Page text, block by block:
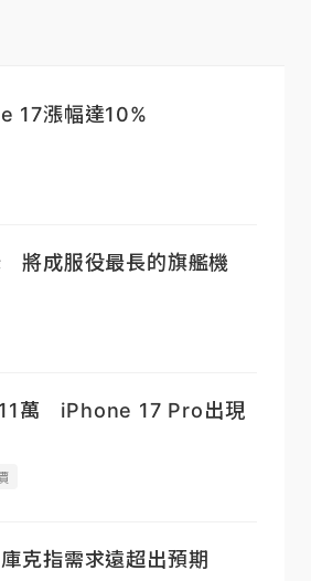
17漲幅達10%
將成服役最長的旗艦機
萬 iPhone 17 Pro出現
克指需求遠超出預期